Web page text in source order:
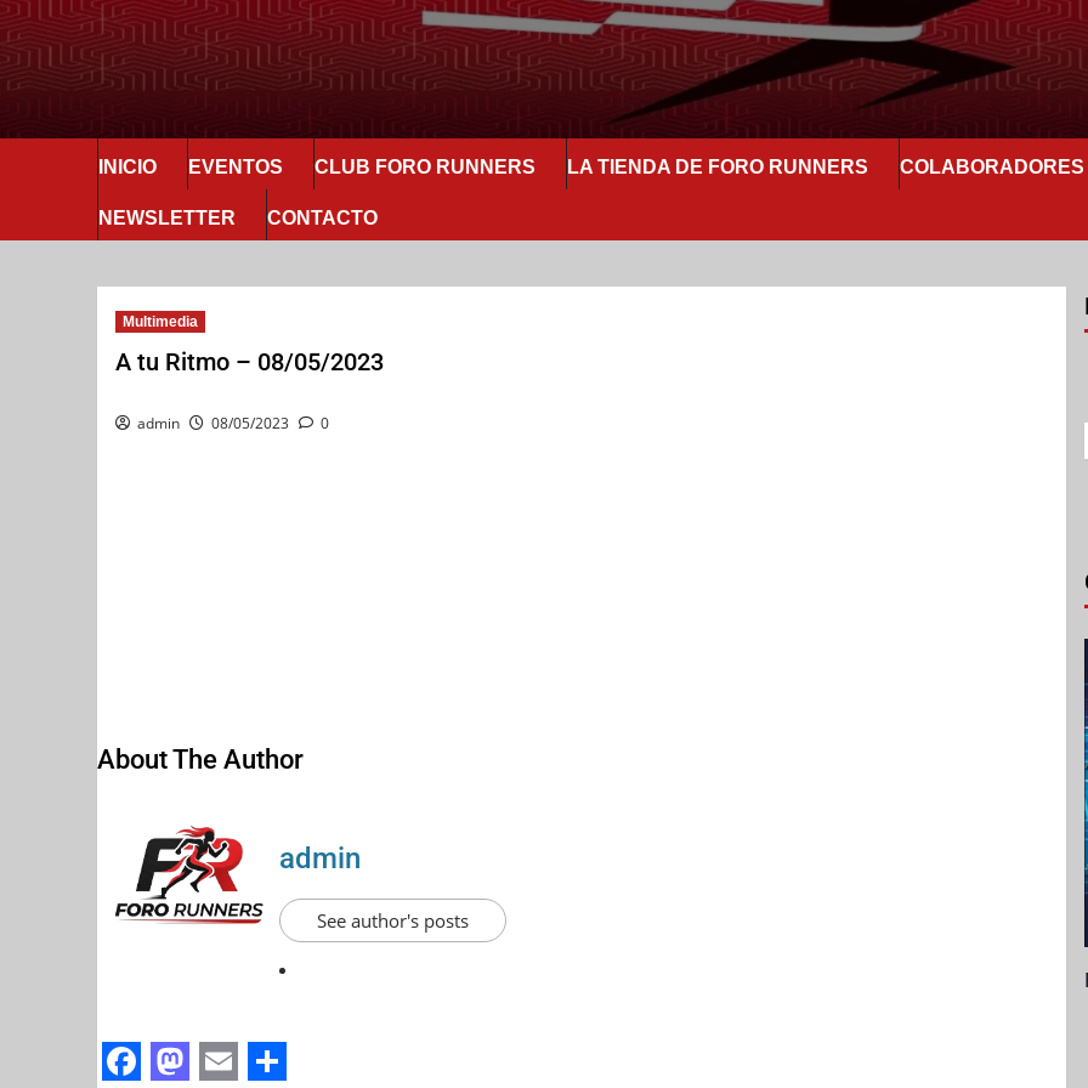
INICIO EVENTOS CLUB FORO RUNNERS LA TIENDA DE FORO RUNNERS COLABORADORES
NEWSLETTER CONTACTO
Multimedia
A tu Ritmo – 08/05/2023
admin 08/05/2023 0
About The Author
admin
See author's posts